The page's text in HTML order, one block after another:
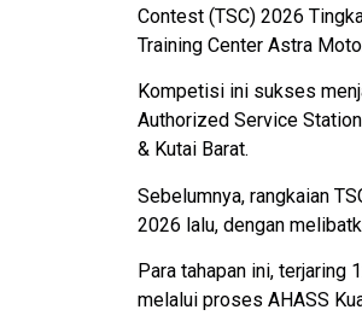
Contest (TSC) 2026
Training Center Astra
Kompetisi ini sukses
Authorized Service
& Kutai Barat.
Sebelumnya, rangkaian
2026 lalu, dengan
Para tahapan ini,
melalui proses AHASS